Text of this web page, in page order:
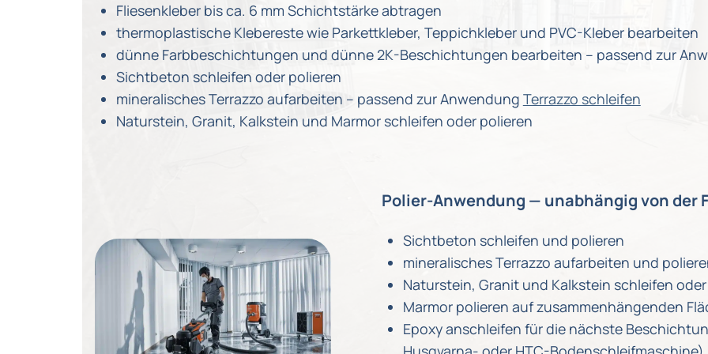
Fliesenkleber bis ca. 6 mm Schichtstärke abtragen
thermoplastische Klebereste wie Parkettkleber, Teppichkleber und PVC-Kleber bearbeiten
dünne Farbbeschichtungen und dünne 2K-Beschichtungen bearbeiten – passend zur
Sichtbeton schleifen oder polieren
mineralisches Terrazzo aufarbeiten – passend zur Anwendung Terrazzo schleifen
Naturstein, Granit, Kalkstein und Marmor schleifen oder polieren
Polier-Anwendung — unabhängig von der
Sichtbeton schleifen und polieren
mineralisches Terrazzo aufarbeiten und
Naturstein, Granit und Kalkstein schleifen
Marmor polieren auf zusammenhängenden
Epoxy anschleifen für die nächste